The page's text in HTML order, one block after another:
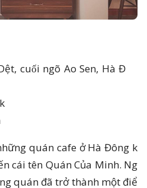
cuối ngõ Ao Sen, Hà Đ
quán cafe ở Hà Đông k
cái tên Quán Của Minh. Ng
quán đã trở thành một điể